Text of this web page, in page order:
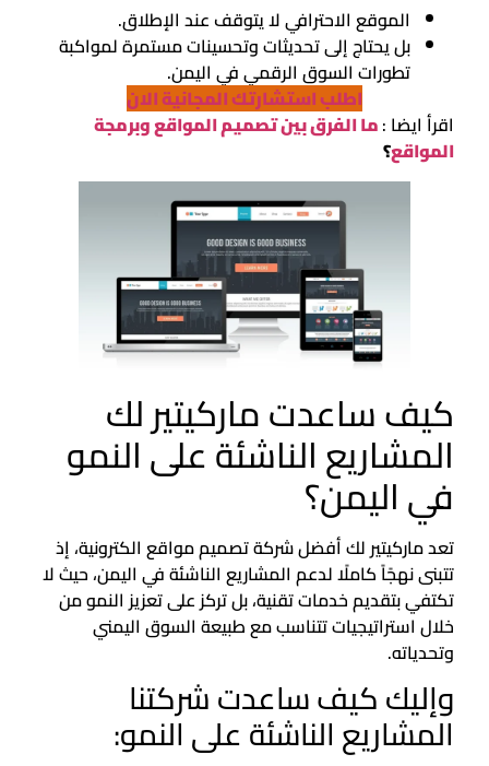
الموقع الاحترافي لا يتوقف عند الإطلاق.
بل يحتاج إلى تحديثات وتحسينات مستمرة لمواكبة
تطورات السوق الرقمي في اليمن.
اطلب استشارتك المجانية الان
اقرأ ايضا :ما الفرق بين تصميم المواقع وبرمجة
المواقع؟
كيف ساعدت ماركيتير لك
المشاريع الناشئة على النمو
في اليمن؟
تعد ماركيتير لك أفضل شركة تصميم مواقع الكترونية، إذ
تتبنى نهجًاً كاملًا لدعم المشاريع الناشئة في اليمن، حيث لا
تكتفي بتقديم خدمات تقنية، بل تركز على تعزيز النمو من
خلال استراتيجيات تتناسب مع طبيعة السوق اليمني
وتحدياته.
وإليك كيف ساعدت شركتنا
المشاريع الناشئة على النمو: